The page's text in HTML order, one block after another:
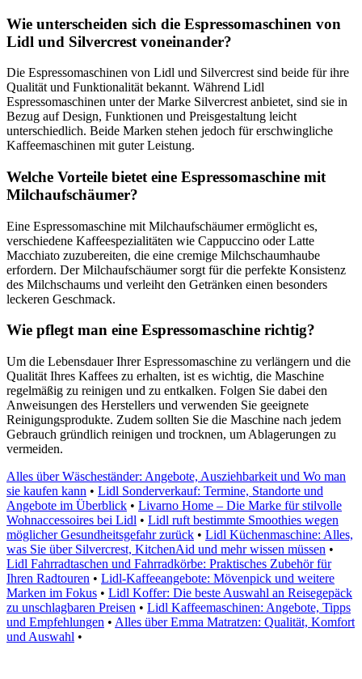
Wie unterscheiden sich die Espressomaschinen von
Lidl und Silvercrest voneinander?
Die Espressomaschinen von Lidl und Silvercrest sind beide für ihre
Qualität und Funktionalität bekannt. Während Lidl
Espressomaschinen unter der Marke Silvercrest anbietet, sind sie in
Bezug auf Design, Funktionen und Preisgestaltung leicht
unterschiedlich. Beide Marken stehen jedoch für erschwingliche
Kaffeemaschinen mit guter Leistung.
Welche Vorteile bietet eine Espressomaschine mit
Milchaufschäumer?
Eine Espressomaschine mit Milchaufschäumer ermöglicht es,
verschiedene Kaffeespezialitäten wie Cappuccino oder Latte
Macchiato zuzubereiten, die eine cremige Milchschaumhaube
erfordern. Der Milchaufschäumer sorgt für die perfekte Konsistenz
des Milchschaums und verleiht den Getränken einen besonders
leckeren Geschmack.
Wie pflegt man eine Espressomaschine richtig?
Um die Lebensdauer Ihrer Espressomaschine zu verlängern und die
Qualität Ihres Kaffees zu erhalten, ist es wichtig, die Maschine
regelmäßig zu reinigen und zu entkalken. Folgen Sie dabei den
Anweisungen des Herstellers und verwenden Sie geeignete
Reinigungsprodukte. Zudem sollten Sie die Maschine nach jedem
Gebrauch gründlich reinigen und trocknen, um Ablagerungen zu
vermeiden.
Alles über Wäscheständer: Angebote, Ausziehbarkeit und Wo man
sie kaufen kann • Lidl Sonderverkauf: Termine, Standorte und
Angebote im Überblick • Livarno Home – Die Marke für stilvolle
Wohnaccessoires bei Lidl • Lidl ruft bestimmte Smoothies wegen
möglicher Gesundheitsgefahr zurück • Lidl Küchenmaschine: Alles,
was Sie über Silvercrest, KitchenAid und mehr wissen müssen •
Lidl Fahrradtaschen und Fahrradkörbe: Praktisches Zubehör für
Ihren Radtouren • Lidl-Kaffeeangebote: Mövenpick und weitere
Marken im Fokus • Lidl Koffer: Die beste Auswahl an Reisegepäck
zu unschlagbaren Preisen • Lidl Kaffeemaschinen: Angebote, Tipps
und Empfehlungen • Alles über Emma Matratzen: Qualität, Komfort
und Auswahl •